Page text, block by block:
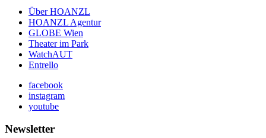
Über HOANZL
HOANZL Agentur
GLOBE Wien
Theater im Park
WatchAUT
Entrello
facebook
instagram
youtube
Newsletter